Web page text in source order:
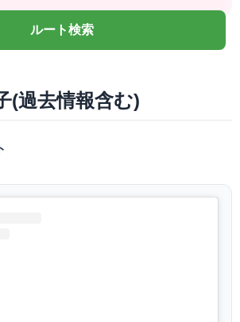
ルート検索
(過去情報含む)